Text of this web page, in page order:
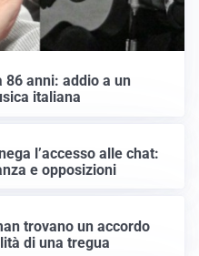
86 anni: addio a un
italiana
l’accesso alle chat:
e opposizioni
trovano un accordo
di una tregua